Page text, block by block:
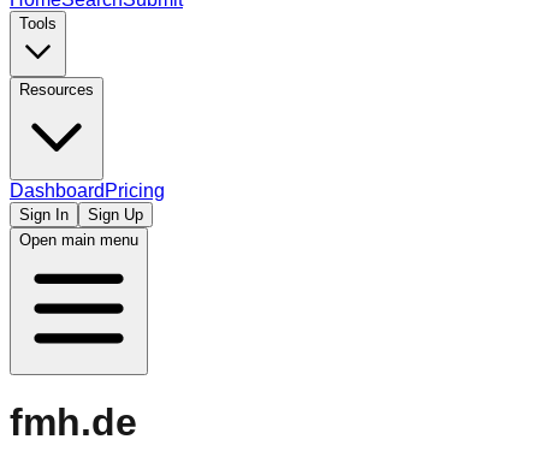
Tools
Resources
Dashboard Pricing
Sign In
Sign Up
Open main menu
fmh.de